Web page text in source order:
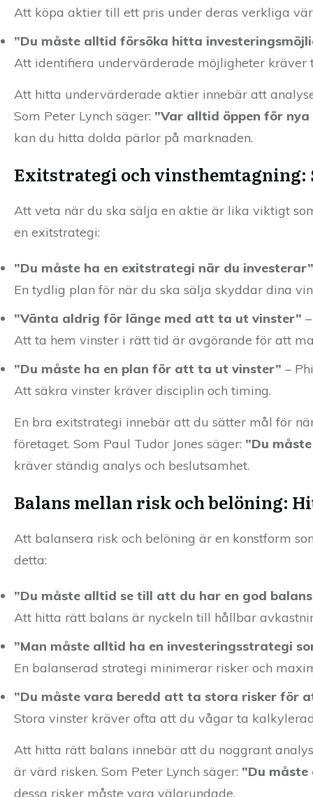
Att köpa aktier till ett pris under deras verkliga
”Du måste alltid försöka hitta
Att identifiera undervärderade möjligheter kräver
Att hitta undervärderade aktier innebär att
Som Peter Lynch säger: ”Var alltid öppen för
kan du hitta dolda pärlor på marknaden.
Exitstrategi och vinsthemtagning:
Att veta när du ska sälja en aktie är lika viktigt
en exitstrategi:
”Du måste ha en exitstrategi när du investerar”
En tydlig plan för när du ska sälja skyddar dina
”Vänta aldrig för länge med att ta ut vinster”
Att ta hem vinster i rätt tid är avgörande för att
”Du måste ha en plan för att ta ut vinster” –
Att säkra vinster kräver disciplin och timing.
En bra exitstrategi innebär att du sätter mål för
företaget. Som Paul Tudor Jones säger: ”Du
kräver ständig analys och beslutsamhet.
Balans mellan risk och belöning:
Att balansera risk och belöning är en konstform
detta:
”Du måste alltid se till att du har en god
Att hitta rätt balans är nyckeln till hållbar
”Man måste alltid ha en investeringsstrategi
En balanserad strategi minimerar risker och
”Du måste vara beredd att ta stora risker för
Stora vinster kräver ofta att du vågar ta
Att hitta rätt balans innebär att du noggrant
är värd risken. Som Peter Lynch säger: ”Du
dessa risker måste vara välgrundade.